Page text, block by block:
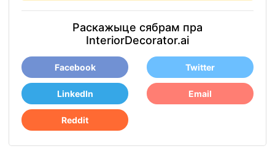
Раскажыце сябрам пра
InteriorDecorator.ai
Facebook Twitter
LinkedIn Email
Reddit